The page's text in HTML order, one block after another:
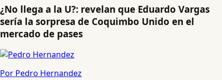
¿No llega a la U?: revelan que Eduardo Vargas
sería la sorpresa de Coquimbo Unido en el
mercado de pases
Por Pedro Hernandez